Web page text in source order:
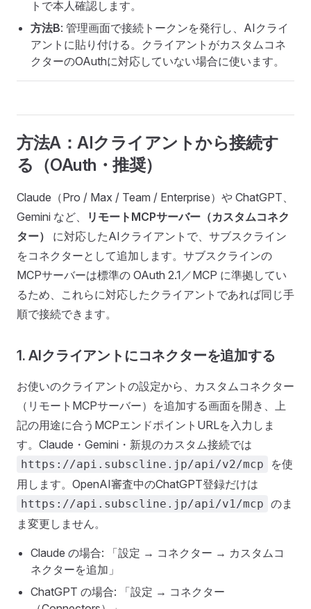
トで本人確認します。
方法B: 管理画面で接続トークンを発行し、AIクライ
アントに貼り付ける。クライアントがカスタムコネ
クターのOAuthに対応していない場合に使います。
方法A：AIクライアントから接続す
る（OAuth・推奨）
Claude（Pro / Max / Team / Enterprise）や ChatGPT、
Gemini など、
リモートMCPサーバー（カスタムコネク
ター）
に対応したAIクライアントで、サブスクライン
をコネクターとして追加します。サブスクラインの
MCPサーバーは標準の OAuth 2.1／MCP に準拠してい
るため、これらに対応したクライアントであれば同じ手
順で接続できます。
1. AIクライアントにコネクターを追加する
お使いのクライアントの設定から、カスタムコネクター
（リモートMCPサーバー）を追加する画面を開き、上
記の用途に合うMCPエンドポイントURLを入力しま
す。Claude・Gemini・新規のカスタム接続では
https://api.subscline.jp/api/v2/mcp
を使
用します。OpenAI審査中のChatGPT登録だけは
https://api.subscline.jp/api/v1/mcp のま
ま変更しません。
Claude の場合: 「設定 → コネクター → カスタムコ
ネクターを追加」
ChatGPT の場合: 「設定 → コネクター